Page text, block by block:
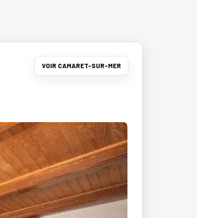
VOIR CAMARET-SUR-MER